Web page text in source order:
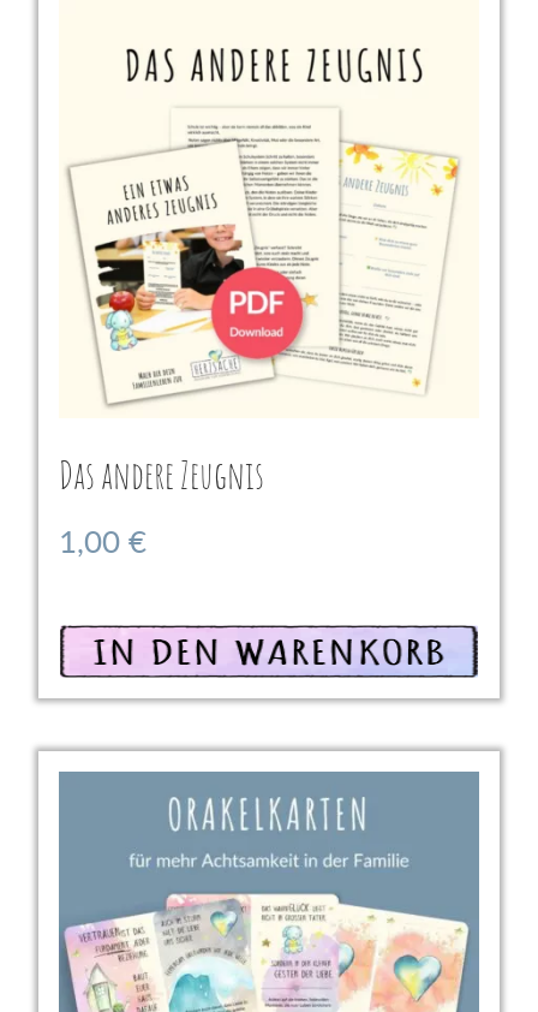
Das andere Zeugnis
1,00 €
In den Warenkorb